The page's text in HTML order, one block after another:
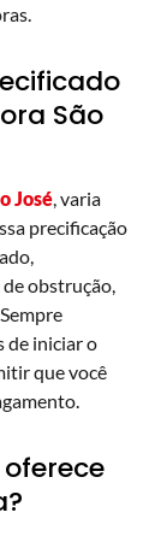
São
José, varia
precificação
obstrução,
de iniciar o
que você